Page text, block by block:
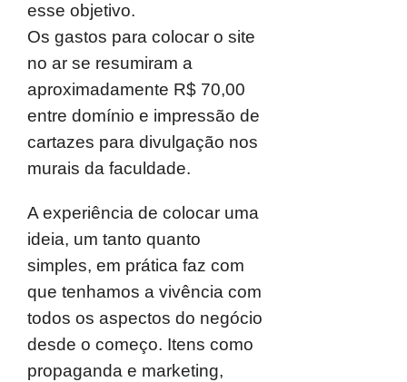
esse objetivo.
Os gastos para colocar o site
no ar se resumiram a
aproximadamente R$ 70,00
entre domínio e impressão de
cartazes para divulgação nos
murais da faculdade.
A experiência de colocar uma
ideia, um tanto quanto
simples, em prática faz com
que tenhamos a vivência com
todos os aspectos do negócio
desde o começo. Itens como
propaganda e marketing,